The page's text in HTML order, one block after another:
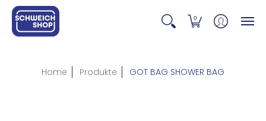
0
Home Produkte GOT BAG SHOWER BAG